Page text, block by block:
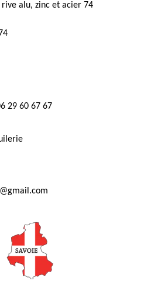
alu, zinc et acier 74
29 60 67 67